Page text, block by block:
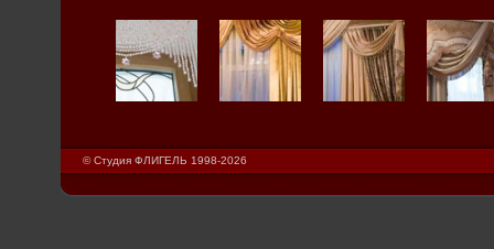
© Студия ФЛИГЕЛЬ 1998-2026